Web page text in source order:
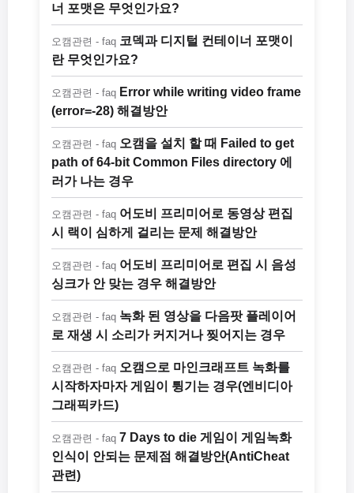
너 포맷은 무엇인가요?
오캠관련 - faq 코덱과 디지털 컨테이너 포맷이
란 무엇인가요?
오캠관련 - faq Error while writing video frame
(error=-28) 해결방안
오캠관련 - faq 오캠을 설치 할 때 Failed to get
path of 64-bit Common Files directory 에
러가 나는 경우
오캠관련 - faq 어도비 프리미어로 동영상 편집
시 랙이 심하게 걸리는 문제 해결방안
오캠관련 - faq 어도비 프리미어로 편집 시 음성
싱크가 안 맞는 경우 해결방안
오캠관련 - faq 녹화 된 영상을 다음팟 플레이어
로 재생 시 소리가 커지거나 찢어지는 경우
오캠관련 - faq 오캠으로 마인크래프트 녹화를
시작하자마자 게임이 튕기는 경우(엔비디아
그래픽카드)
오캠관련 - faq 7 Days to die 게임이 게임녹화
인식이 안되는 문제점 해결방안(AntiCheat
관련)